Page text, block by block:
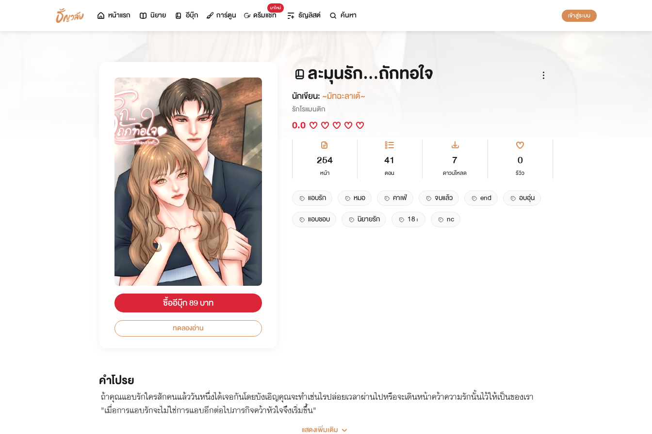
หน้าแรก นิยาย อีบุ๊ก การ์ตูน
มาใหม่
ดรีมแชท ธัญลิสต์ ค้นหา เข้าสู่ระบบ
ซื้ออีบุ๊ก 89 บาท
ทดลองอ่าน
ละมุนรัก...ถักทอใจ
นักเขียน: ~มัทฉะลาเต้~
รักโรแมนติก
0.0
254
หน้า
41
ตอน
7
ดาวน์โหลด
0
รีวิว
แอบรัก หมอ คาเฟ่ จบแล้ว end
อบอุ่น
แอบชอบ
นิยายรัก 18+ nc
คำโปรย
ถ้าคุณแอบรักใครสักคนแล้ววันหนึ่งได้เจอกันโดยบังเอิญคุณจะทำเช่นไรปล่อยเวลาผ่านไปหรือจะเดินหน้าคว้าความรักนั้นไว้ให้เป็นของเรา
"เมื่อการแอบรักจะไม่ใช่การแอบอีกต่อไปภารกิจคว้าหัวใจจึงเริ่มขึ้น"
แสดงเพิ่มเติม